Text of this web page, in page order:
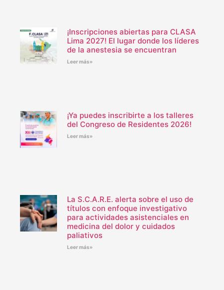
¡Inscripciones abiertas para CLASA
Lima 2027! El lugar donde los líderes
de la anestesia se encuentran
Leer más»
¡Ya puedes inscribirte a los talleres
del Congreso de Residentes 2026!
Leer más»
La S.C.A.R.E. alerta sobre el uso de
títulos con enfoque investigativo
para actividades asistenciales en
medicina del dolor y cuidados
paliativos
Leer más»